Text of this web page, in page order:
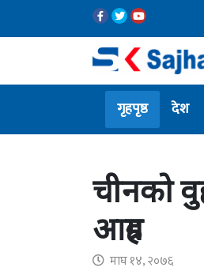
गृहपृष्ठ देश
चीनको
आग्रह
माघ १४, २०७६